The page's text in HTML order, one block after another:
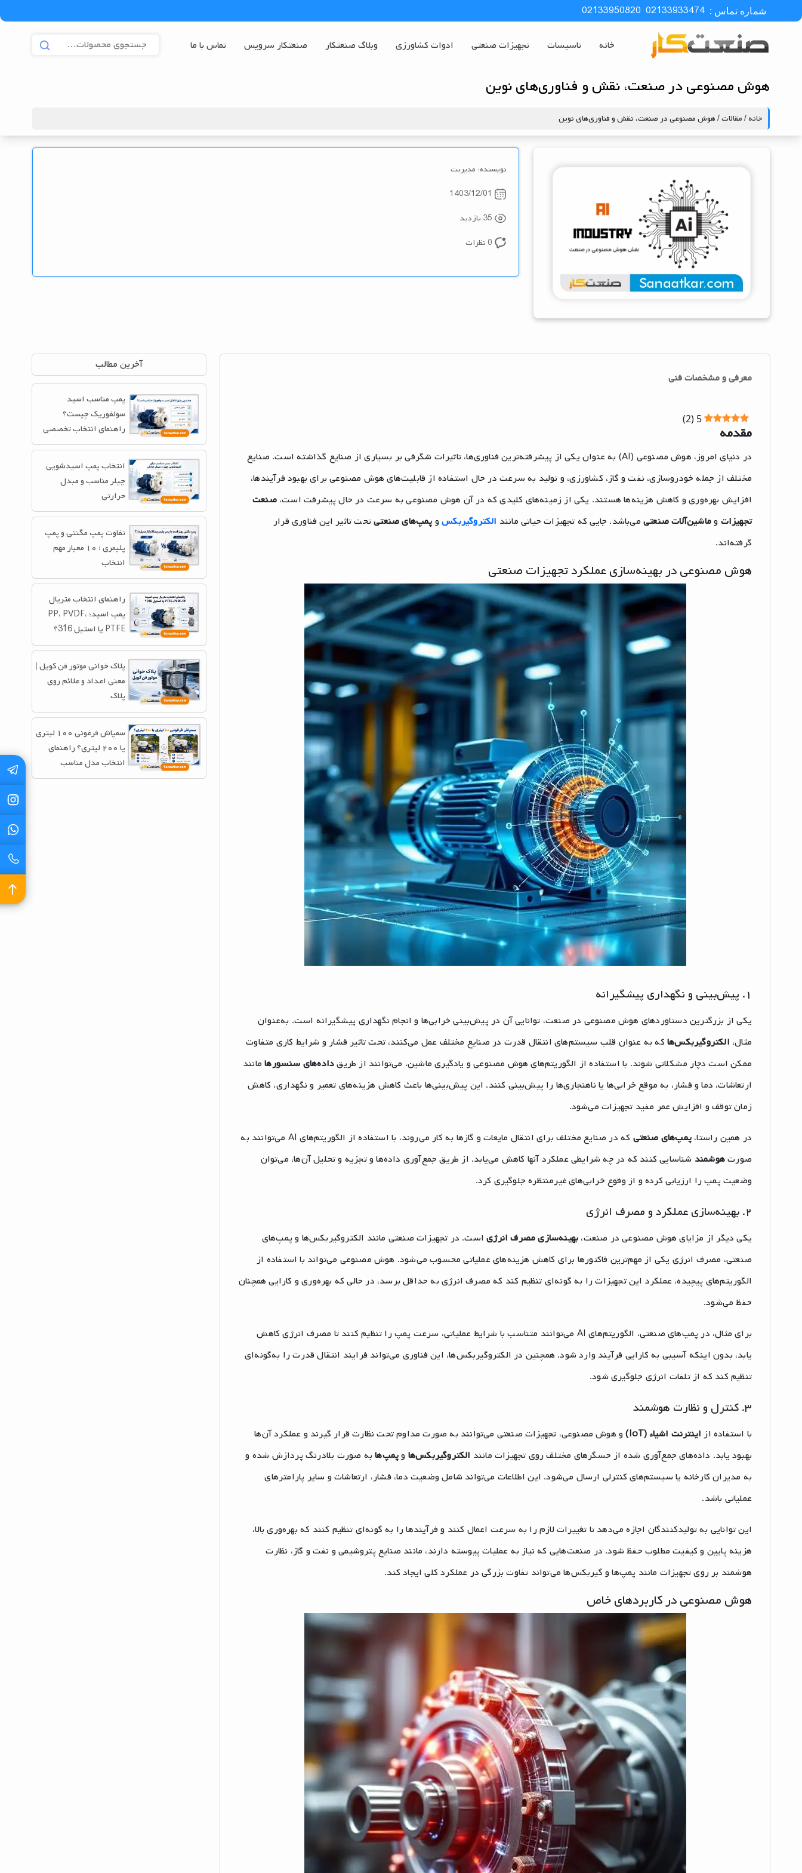
شماره تماس : 02133933474
02133950820
خانه تاسیسات تجهیزات صنعتی ادوات کشاورزی وبلاگ صنعتکار صنعتکار سرویس تماس با ما
هوش مصنوعی در صنعت، نقش و فناوری‌های نوین
خانه/مقالات/ هوش مصنوعی در صنعت، نقش و فناوری‌های نوین
نویسنده: مدیریت
1403/12/01
35 بازدید
0 نظرات
معرفی و مشخصات فنی
5
(
2
)
مقدمه
در دنیای امروز، هوش مصنوعی (AI) به عنوان یکی از پیشرفته‌ترین فناوری‌ها، تاثیرات شگرفی بر بسیاری از صنایع گذاشته است. صنایع
مختلف از جمله خودروسازی، نفت و گاز، کشاورزی، و تولید به سرعت در حال استفاده از قابلیت‌های هوش مصنوعی برای بهبود فرآیندها،
افزایش بهره‌وری و کاهش هزینه‌ها هستند. یکی از زمینه‌های کلیدی که در آن هوش مصنوعی به سرعت در حال پیشرفت است،صنعت
تجهیزات وماشین‌آلات صنعتی می‌باشد. جایی که تجهیزات حیاتی مانند الکتروگیربکس‌و پمپ‌های صنعتیتحت تاثیر این فناوری قرار
گرفته‌اند.
هوش مصنوعی در بهینه‌سازی عملکرد تجهیزات صنعتی
۱. پیش‌بینی و نگهداری پیشگیرانه
یکی از بزرگترین دستاوردهای هوش مصنوعی در صنعت، توانایی آن در پیش‌بینی خرابی‌ها و انجام نگهداری پیشگیرانه است. به‌عنوان
مثال، الکتروگیربکس‌ها که به عنوان قلب سیستم‌های انتقال قدرت در صنایع مختلف عمل می‌کنند، تحت تاثیر فشار و شرایط کاری متفاوت
ممکن است دچار مشکلاتی شوند. با استفاده از الگوریتم‌های هوش مصنوعی و یادگیری ماشین، می‌توانند از طریقداده‌های سنسورهامانند
ارتعاشات، دما و فشار، به موقع خرابی‌ها یا ناهنجاری‌ها را پیش‌بینی کنند. این پیش‌بینی‌ها باعث کاهش هزینه‌های تعمیر و نگهداری، کاهش
زمان توقف و افزایش عمر مفید تجهیزات می‌شود.
در همین راستا، پمپ‌های صنعتی
که در صنایع مختلف برای انتقال مایعات و گازها به کار می‌روند، با استفاده از الگوریتم‌های AI می‌توانند به
صورتهوشمند شناسایی کنند که در چه شرایطی عملکرد آنها کاهش می‌یابد. از طریق جمع‌آوری داده‌ها و تجزیه و تحلیل آن‌ها، می‌توان
وضعیت پمپ را ارزیابی کرده و از وقوع خرابی‌های غیرمنتظره جلوگیری کرد.
۲. بهینه‌سازی عملکرد و مصرف انرژی
یکی دیگر از مزایای هوش مصنوعی در صنعت، بهینه‌سازی مصرف انرژیاست. در تجهیزات صنعتی مانند الکتروگیربکس‌ها و پمپ‌های
صنعتی، مصرف انرژی یکی از مهم‌ترین فاکتورها برای کاهش هزینه‌های عملیاتی محسوب می‌شود. هوش مصنوعی می‌تواند با استفاده از
الگوریتم‌های پیچیده، عملکرد این تجهیزات را به گونه‌ای تنظیم کند که مصرف انرژی به حداقل برسد، در حالی که بهره‌وری و کارایی همچنان
حفظ می‌شود.
برای مثال، در پمپ‌های صنعتی، الگوریتم‌های AI می‌توانند متناسب با شرایط عملیاتی، سرعت پمپ را تنظیم کنند تا مصرف انرژی کاهش
یابد، بدون اینکه آسیبی به کارایی فرآیند وارد شود. همچنین در الکتروگیربکس‌ها، این فناوری می‌تواند فرایند انتقال قدرت را به‌گونه‌ای
تنظیم کند که از تلفات انرژی جلوگیری شود.
۳. کنترل و نظارت هوشمند
با استفاده از اینترنت اشیاء (IoT)
و هوش مصنوعی، تجهیزات صنعتی می‌توانند به صورت مداوم تحت نظارت قرار گیرند و عملکرد آن‌ها
بهبود یابد. داده‌های جمع‌آوری شده از حسگرهای مختلف روی تجهیزات مانند الکتروگیربکس‌ها وپمپ‌هابه صورت بلادرنگ پردازش شده و
به مدیران کارخانه یا سیستم‌های کنترلی ارسال می‌شود. این اطلاعات می‌تواند شامل وضعیت دما، فشار، ارتعاشات و سایر پارامترهای
عملیاتی باشد.
این توانایی به تولیدکنندگان اجازه می‌دهد تا تغییرات لازم را به سرعت اعمال کنند و فرآیندها را به گونه‌ای تنظیم کنند که بهره‌وری بالا،
هزینه پایین و کیفیت مطلوب حفظ شود. در صنعت‌هایی که نیاز به عملیات پیوسته دارند، مانند صنایع پتروشیمی و نفت و گاز، نظارت
هوشمند بر روی تجهیزات مانند پمپ‌ها و گیربکس‌ها می‌تواند تفاوت بزرگی در عملکرد کلی ایجاد کند.
هوش مصنوعی در کاربردهای خاص
آخرین مطالب
پمپ مناسب اسید
سولفوریک چیست؟
راهنمای انتخاب تخصصی
انتخاب پمپ اسیدشویی
چیلر مناسب و مبدل
حرارتی
تفاوت پمپ مگنتی و پمپ
پلیمری ؛ ۱۰ معیار مهم
انتخاب
راهنمای انتخاب متریال
پمپ اسید؛ PP، PVDF،
PTFE یا استیل 316؟
پلاک خوانی موتور فن کویل |
معنی اعداد و علائم روی
پلاک
سمپاش فرغونی ۱۰۰ لیتری
یا ۲۰۰ لیتری؟ راهنمای
انتخاب مدل مناسب